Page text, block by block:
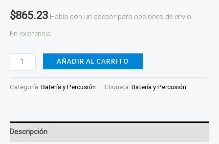
$865.23 Habla con un asesor para opciones de envío
En existencia
AÑADIR AL CARRITO
Categoría: Batería y Percusión Etiqueta: Batería y Percusión
Descripción